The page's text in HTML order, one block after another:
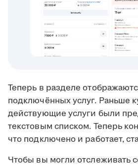
Теперь в разделе
подключённых услуг. Раньше
действующие услуги были
текстовым списком. Теперь
что подключено и работает,
Чтобы вы могли отслеживать